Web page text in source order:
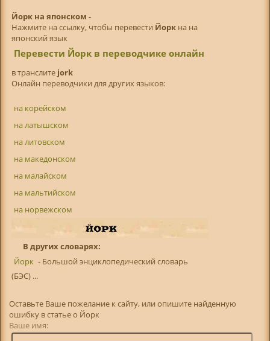
Йорк на японском -
Нажмите на ссылку, чтобы перевести Йоркна на
японский язык
Перевести Йорк в переводчике онлайн
в транслитe jork
Онлайн переводчики для других языков:
на корейском
на латышском
на литовском
на македонском
на малайском
на мальтийском
на норвежском
В других словарях:
Йорк - Большой энциклопедический словарь
(БЭС) ...
Оставьте Ваше пожелание к сайту, или опишите найденную
ошибку в статье о Йорк
Ваше имя: